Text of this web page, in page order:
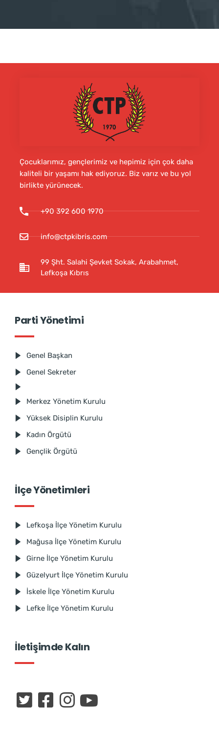
Çocuklarımız, gençlerimiz ve hepimiz için çok daha
kaliteli bir yaşamı hak ediyoruz. Biz varız ve bu yol
birlikte yürünecek.
+90 392 600 1970
info@ctpkibris.com
99 Şht. Salahi Şevket Sokak, Arabahmet,
Lefkoşa Kıbrıs
Parti Yönetimi
Genel Başkan
Genel Sekreter
Merkez Yönetim Kurulu
Yüksek Disiplin Kurulu
Kadın Örgütü
Gençlik Örgütü
İlçe Yönetimleri
Lefkoşa İlçe Yönetim Kurulu
Mağusa İlçe Yönetim Kurulu
Girne İlçe Yönetim Kurulu
Güzelyurt İlçe Yönetim Kurulu
İskele İlçe Yönetim Kurulu
Lefke İlçe Yönetim Kurulu
İletişimde Kalın